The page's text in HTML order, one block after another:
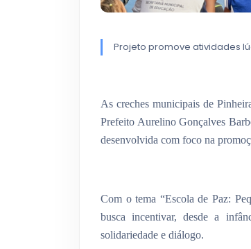
Projeto promove atividades
As creches municipais de
Prefeito Aurelino Gonçalves
desenvolvida com foco na
Com o tema “Escola de Paz:
busca incentivar, desde a
solidariedade e diálogo.